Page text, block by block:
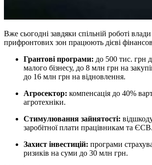
Вже сьогодні завдяки спільній роботі
прифронтових зон працюють дієві
Грантові програми: до 500 тис. грн
малого бізнесу, до 8 млн грн на
до 16 млн грн на відновлення.
Агросектор: компенсація до 40%
агротехніки.
Стимулювання зайнятості:
заробітної плати працівникам та ЄСВ.
Захист інвестицій: програми
ризиків на суми до 30 млн грн.